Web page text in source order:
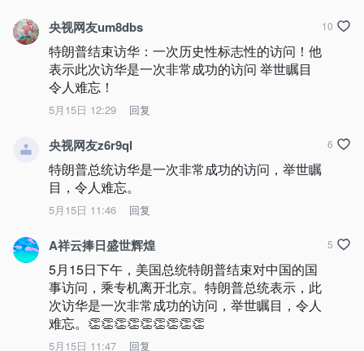
央视网友um8dbs
特朗普结束访华：一次历史性标志性的访问！他
表示此次访华是一次非常成功的访问 举世瞩目
令人难忘！
5月15日 12:29 回复
10
央视网友z6r9ql
特朗普总统访华是一次非常成功的访问，举世瞩
目，令人难忘。
5月15日 11:46 回复
6
A祥云捧日盛世辉煌
5月15日下午，美国总统特朗普结束对中国的国
事访问，乘专机离开北京。特朗普总统表示，此
次访华是一次非常成功的访问，举世瞩目，令人
难忘。👏👏👏👏👏👏👏👏👏
5月15日 11:47 回复
5